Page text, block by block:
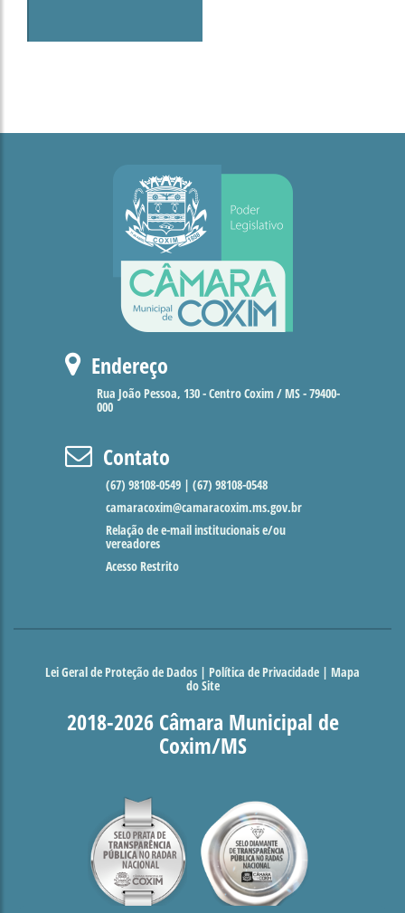
Endereço
Rua João Pessoa, 130 - Centro Coxim / MS - 79400-
000
Contato
(67) 98108-0549 | (67) 98108-0548
camaracoxim@camaracoxim.ms.gov.br
Relação de e-mail institucionais e/ou
vereadores
Acesso Restrito
Lei Geral de Proteção de Dados Política de Privacidade
Mapa
do Site
2018-2026 Câmara Municipal de
Coxim/MS